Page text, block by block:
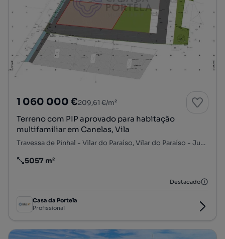
1 060 000 €209,61 €/m²
Terreno com PIP aprovado para habitação
multifamiliar em Canelas, Vila
Travessa de Pinhal - Vilar do Paraíso, Vilar do Paraíso - Junqueira - São Caetano, Mafamude e Vilar do Paraíso, Vila Nova de Gaia, Porto
Preço por metro quadrado
5057 m²
Destacado
Casa da Portela
Profissional